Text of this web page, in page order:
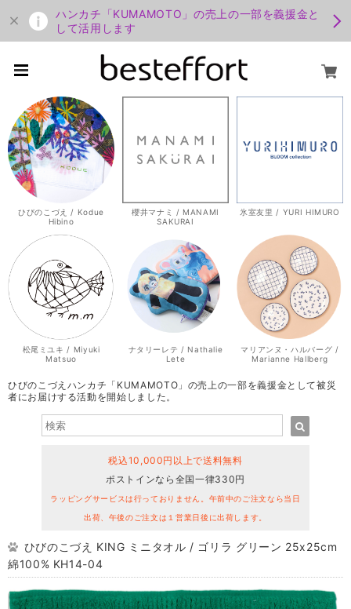
ハンカチ「KUMAMOTO」の売上の一部を義援金と
して活用します
ひびのこづえ / Kodue
Hibino
櫻井マナミ / MANAMI
SAKURAI
氷室友里 / YURI HIMURO
松尾ミユキ / Miyuki
Matsuo
ナタリーレテ / Nathalie
Lete
マリアンヌ・ハルバーグ /
Marianne Hallberg
ひびのこづえハンカチ「KUMAMOTO」の売上の一部を義援金として被災
者にお届けする活動を開始しました。
税込10,000円以上で送料無料
ポストインなら全国一律330円
ラッピングサービスは行っておりません。午前中のご注文なら当日
出荷、午後のご注文は１営業日後に出荷します。
ひびのこづえ KING ミニタオル / ゴリラ グリーン 25x25cm
綿100% KH14-04